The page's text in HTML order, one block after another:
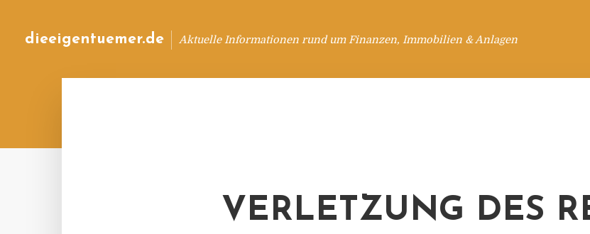
dieeigentuemer.de Aktuelle Informationen rund um Finanzen, Immobilien & Anlagen
VERLETZUNG DES